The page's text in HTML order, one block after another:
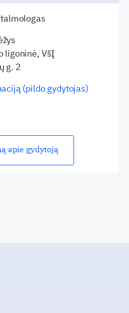
ligoninė, VšĮ
g. 2
(pildo gydytojas)
apie gydytoją